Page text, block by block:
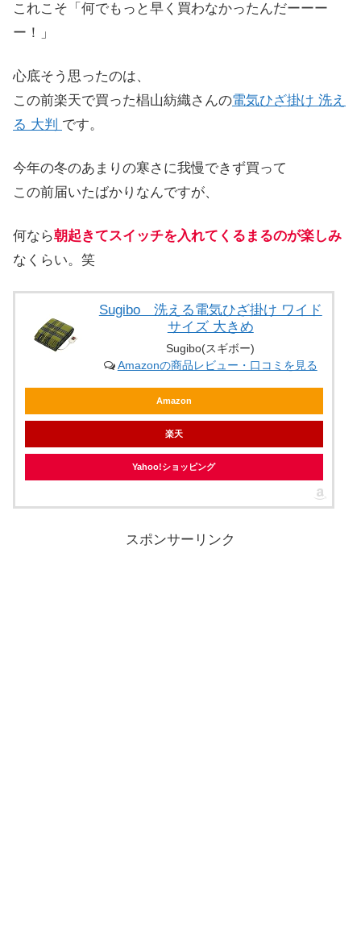
これこそ「何でもっと早く買わなかったんだーーー
ー！」
心底そう思ったのは、
この前楽天で買った椙山紡織さんの電気ひざ掛け 洗え
る 大判 です。
今年の冬のあまりの寒さに我慢できず買って
この前届いたばかりなんですが、
何なら朝起きてスイッチを入れてくるまるのが楽しみ
なくらい。笑
Sugibo 洗える電気ひざ掛け ワイド
サイズ 大きめ
Sugibo(スギボー)
Amazonの商品レビュー・口コミを見る
Amazon
楽天
Yahoo!ショッピング
スポンサーリンク